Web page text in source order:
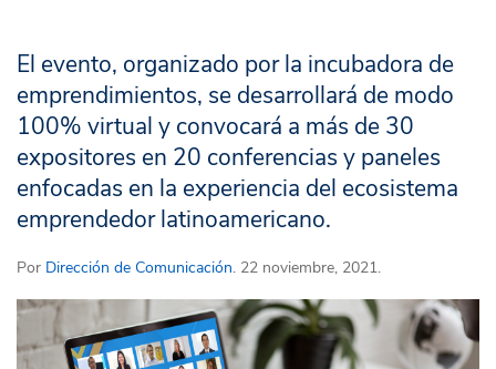
El evento, organizado por la incubadora de
emprendimientos, se desarrollará de modo
100% virtual y convocará a más de 30
expositores en 20 conferencias y paneles
enfocadas en la experiencia del ecosistema
emprendedor latinoamericano.
Por Dirección de Comunicación. 22 noviembre, 2021.